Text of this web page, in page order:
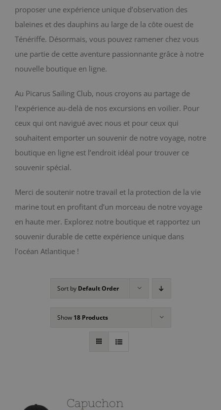
BOUTIQUE
CONTACT
proposer une expérience unique d’observation des
baleines et des dauphins au large de la côte ouest de
Ténériffe. Désormais, vous pouvez ramener chez vous
une partie de cette aventure passionnante grâce à notre
nouvelle boutique en ligne.
Au Picarus Sailing Club, nous croyons au partage de
l’expérience au-delà de nos excursions en voilier. Pour
ceux qui ont navigué avec nous et pour ceux qui
souhaitent emporter un souvenir de notre voyage, notre
boutique en ligne est l’endroit idéal pour trouver ce
souvenir spécial.
Merci de soutenir notre travail et la protection de la vie
marine tout en profitant d’un morceau de notre voyage
en haute mer. Explorez notre boutique et rapportez un
souvenir durable de cette expérience unique dans
l’océan Atlantique !
Sort by Default Order
Show 18 Products
Capuchon